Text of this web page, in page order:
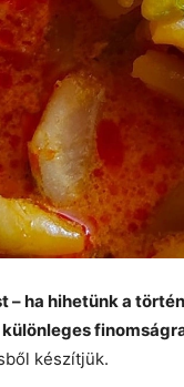
– ha hihetünk a
készítjük.